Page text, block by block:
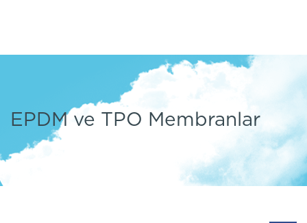
EPDM ve TPO Membranlar